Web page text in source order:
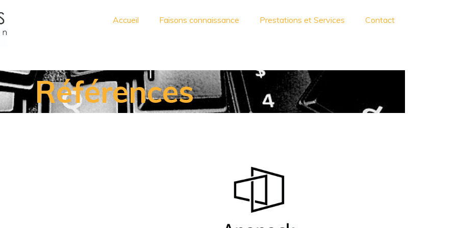
Accueil Faisons connaissance Prestations et Services Contact
Nos clients en parlent